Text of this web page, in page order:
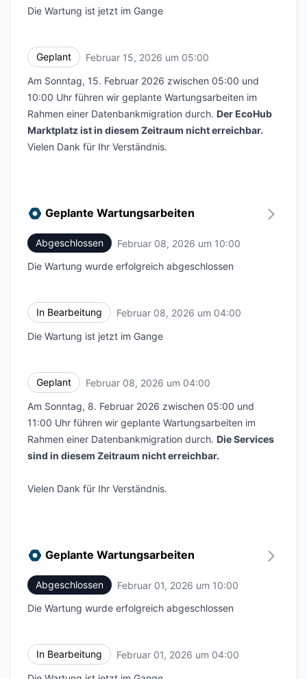
Die Wartung ist jetzt im Gange
Geplant Februar 15, 2026 um 05:00
Am Sonntag, 15. Februar 2026 zwischen 05:00 und
10:00 Uhr führen wir geplante Wartungsarbeiten im
Rahmen einer Datenbankmigration durch. Der EcoHub
Marktplatz ist in diesem Zeitraum nicht erreichbar.
Vielen Dank für Ihr Verständnis.
Geplante Wartungsarbeiten
Abgeschlossen Februar 08, 2026 um 10:00
Die Wartung wurde erfolgreich abgeschlossen
In Bearbeitung Februar 08, 2026 um 04:00
Die Wartung ist jetzt im Gange
Geplant Februar 08, 2026 um 04:00
Am Sonntag, 8. Februar 2026 zwischen 05:00 und
11:00 Uhr führen wir geplante Wartungsarbeiten im
Rahmen einer Datenbankmigration durch. Die Services
sind in diesem Zeitraum nicht erreichbar.
Vielen Dank für Ihr Verständnis.
Geplante Wartungsarbeiten
Abgeschlossen Februar 01, 2026 um 10:00
Die Wartung wurde erfolgreich abgeschlossen
In Bearbeitung Februar 01, 2026 um 04:00